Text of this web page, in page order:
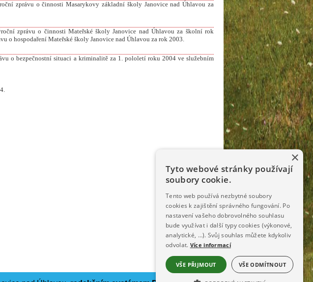
zprávu o činnosti Masarykovy základní školy Janovice nad Úhlavou za
zprávu o činnosti Mateřské školy Janovice nad Úhlavou za školní rok
o hospodaření Mateřské školy Janovice nad Úhlavou za rok 2003.
o bezpečnostní situaci a kriminalitě za 1. pololetí roku 2004 ve služebním
×
Tyto webové stránky používají
soubory cookie.
Tento web používá nezbytné soubory
cookies k zajištění správného fungování. Po
nastavení vašeho dobrovolného souhlasu
bude využívat i další typy cookies (výkonové,
analytické, …). Svůj souhlas můžete kdykoliv
odvolat. Více informací
VŠE PŘIJMOUT VŠE ODMÍTNOUT